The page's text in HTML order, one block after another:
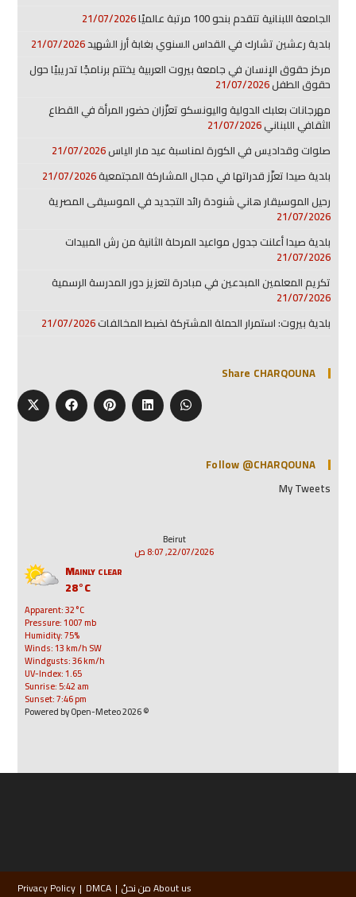
الجامعة اللبنانية تتقدم بنحو 100 مرتبة عالميًا
21/07/2026
بلدية رعشين تشارك في القداس السنوي بغابة أرز الشهيد21/07/2026
مركز حقوق الإنسان في جامعة بيروت العربية يختتم برنامجًا تدريبيًا حول
حقوق الطفل21/07/2026
مهرجانات بعلبك الدولية واليونسكو تعزّزان حضور المرأة في القطاع
الثقافي اللبناني21/07/2026
صلوات وقداديس في الكورة لمناسبة عيد مار الياس21/07/2026
بلدية صيدا تعزّز قدراتها في مجال المشاركة المجتمعية21/07/2026
رحيل الموسيقار هاني شنودة رائد التجديد في الموسيقى المصرية
21/07/2026
بلدية صيدا أعلنت جدول مواعيد المرحلة الثانية من رش المبيدات
21/07/2026
تكريم المعلمين المبدعين في مبادرة لتعزيز دور المدرسة الرسمية
21/07/2026
بلدية بيروت: استمرار الحملة المشتركة لضبط المخالفات21/07/2026
Share CHARQOUNA
Follow @CHARQOUNA
My Tweets
Beirut
22/07/2026, 8:07 ص
Mainly clear
28°C
Apparent: 32°C
Pressure: 1007 mb
Humidity: 75%
Winds: 13 km/h SW
Windgusts: 36 km/h
UV-Index: 1.65
Sunrise: 5:42 am
Sunset: 7:46 pm
© 2026 Powered by Open-Meteo
About us من نحنُ DMCA
Privacy Policy